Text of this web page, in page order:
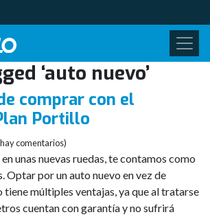
‘auto nuevo’
comprar con el
Portillo
comentarios)
unas nuevas ruedas, te contamos como
Optar por un auto nuevo en vez de
tiene múltiples ventajas, ya que al tratarse
cuentan con garantía y no sufrirá